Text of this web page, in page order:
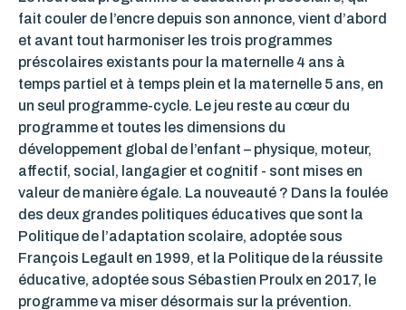
fait couler de l’encre depuis son annonce, vient d’abord
et avant tout harmoniser les trois programmes
préscolaires existants pour la maternelle 4 ans à
temps partiel et à temps plein et la maternelle 5 ans, en
un seul programme-cycle. Le jeu reste au cœur du
programme et toutes les dimensions du
développement global de l’enfant – physique, moteur,
affectif, social, langagier et cognitif - sont mises en
valeur de manière égale. La nouveauté ? Dans la foulée
des deux grandes politiques éducatives que sont la
Politique de l’adaptation scolaire, adoptée sous
François Legault en 1999, et la Politique de la réussite
éducative, adoptée sous Sébastien Proulx en 2017, le
programme va miser désormais sur la prévention.